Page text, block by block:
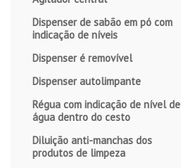
Dispenser de sabão em pó com
indicação de níveis
Dispenser é removível
Dispenser autolimpante
Régua com indicação de nível de
água dentro do cesto
Diluição anti-manchas dos
produtos de limpeza